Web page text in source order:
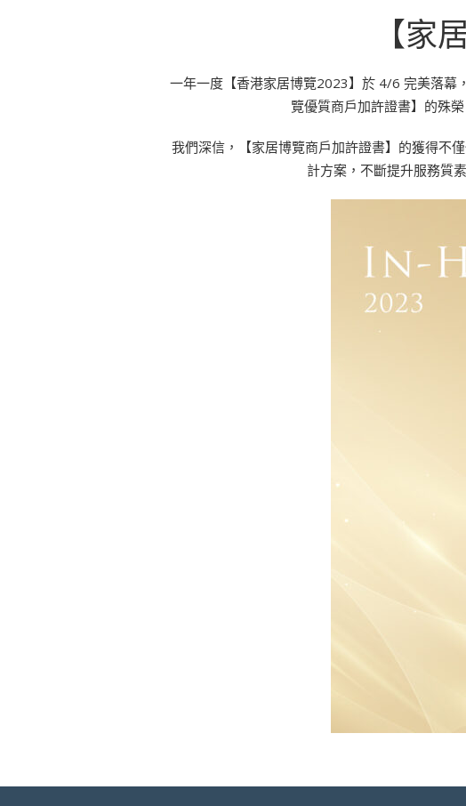
【家
一年一度【香港家居博覽2023】於 4/6 完美落幕
覽優質商戶加許證書】的殊
我們深信，【家居博覽商戶加許證書】的獲得不
計方案，不斷提升服務質